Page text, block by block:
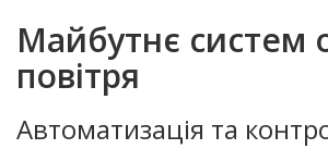
Майбутнє систем
повітря
Автоматизація та